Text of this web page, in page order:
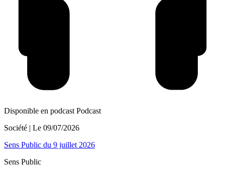
Disponible en podcast Podcast
Société | Le 09/07/2026
Sens Public du 9 juillet 2026
Sens Public